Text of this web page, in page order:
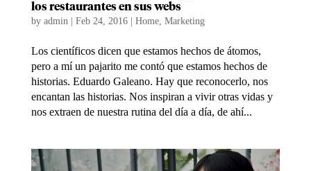
los restaurantes en sus webs
by admin | Feb 24, 2016| Home, Marketing
Los científicos dicen que estamos hechos de átomos,
pero a mí un pajarito me contó que estamos hechos de
historias. Eduardo Galeano. Hay que reconocerlo, nos
encantan las historias. Nos inspiran a vivir otras vidas y
nos extraen de nuestra rutina del día a día, de ahí...